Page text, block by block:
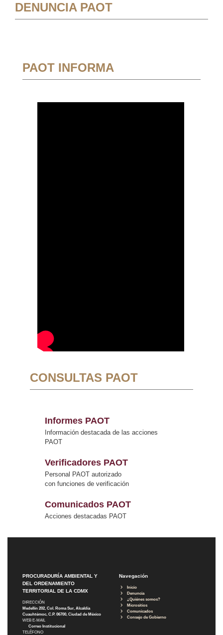
DENUNCIA PAOT
PAOT INFORMA
CONSULTAS PAOT
Informes PAOT
Información destacada de las acciones
PAOT
Verificadores PAOT
Personal PAOT autorizado
con funciones de verificación
Comunicados PAOT
Acciones destacadas PAOT
PROCURADURÍA AMBIENTAL Y
DEL ORDENAMIENTO
TERRITORIAL DE LA CDMX
DIRECCIÓN
Medellín 202, Col. Roma Sur, Alcaldía
Cuauhtémoc, C.P. 06700, Ciudad de México
WEB E-MAIL
Correo Institucional
TELÉFONO
Navegación
Inicio
Denuncia
¿Quiénes somos?
Micrositios
Comunicados
Consejo de Gobierno